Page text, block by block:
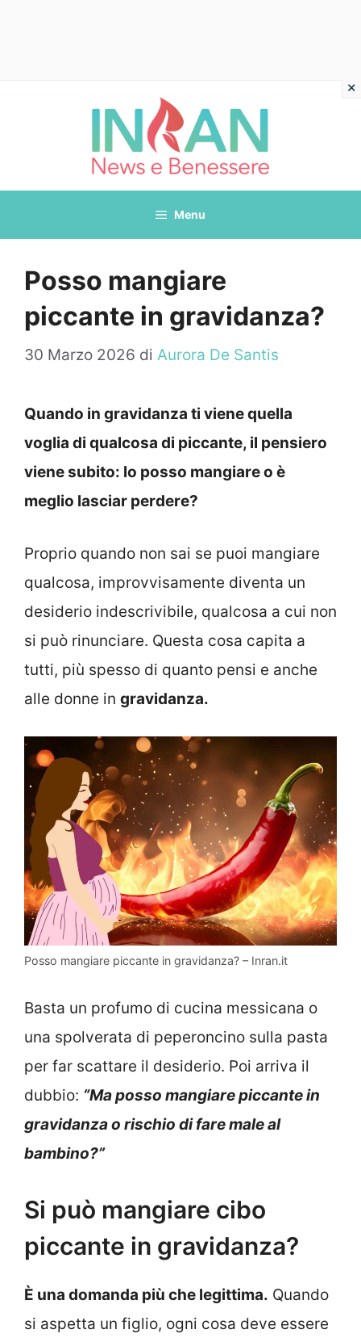
Menu
Posso mangiare
piccante in gravidanza?
30 Marzo 2026 di Aurora De Santis
Quando in gravidanza ti viene quella
voglia di qualcosa di piccante, il pensiero
viene subito: lo posso mangiare o è
meglio lasciar perdere?
Proprio quando non sai se puoi mangiare
qualcosa, improvvisamente diventa un
desiderio indescrivibile, qualcosa a cui non
si può rinunciare. Questa cosa capita a
tutti, più spesso di quanto pensi e anche
alle donne in gravidanza.
Posso mangiare piccante in gravidanza? – Inran.it
Basta un profumo di cucina messicana o
una spolverata di peperoncino sulla pasta
per far scattare il desiderio. Poi arriva il
dubbio: “Ma posso mangiare piccante in
gravidanza o rischio di fare male al
bambino?”
Si può mangiare cibo
piccante in gravidanza?
È una domanda più che legittima. Quando
si aspetta un figlio, ogni cosa deve essere